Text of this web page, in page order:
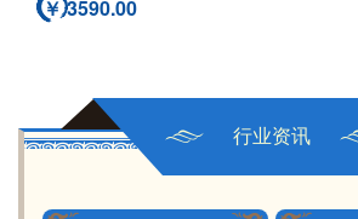
￥ 3590.00
行业资讯